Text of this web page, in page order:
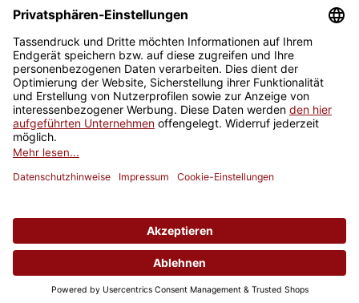
Newsletter